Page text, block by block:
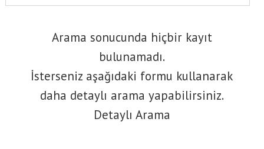
Arama sonucunda hiçbir kayıt
bulunamadı.
İsterseniz aşağıdaki formu kullanarak
daha detaylı arama yapabilirsiniz.
Detaylı Arama